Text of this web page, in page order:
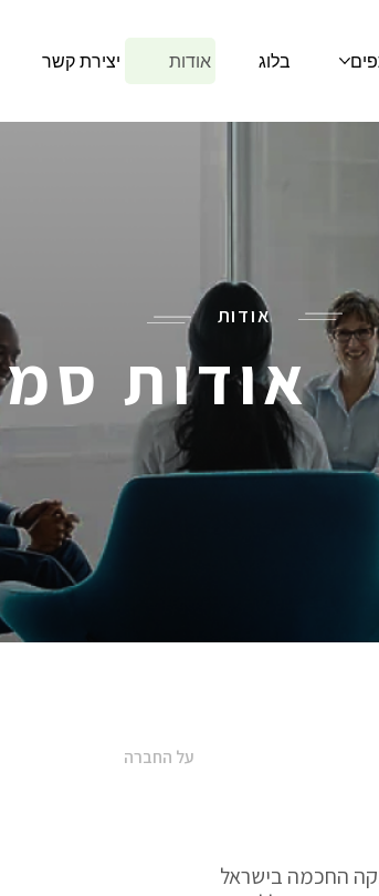
בלוג אודות יצירת קשר
אודות
אודות
על החברה
החכמה בישראל